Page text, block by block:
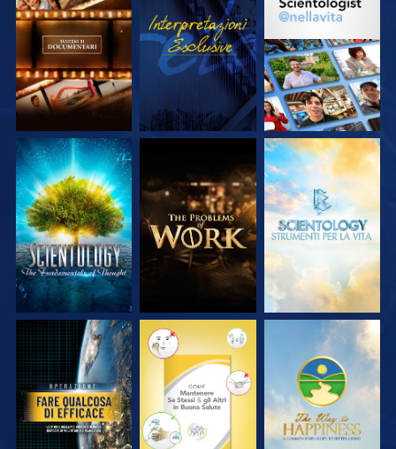
ESPLORA LE
SERIE
GUARDA
ESPLORA LE
ESPLORA LE
SERIE
ESPLORA LE
SERIE
ESPLORA LE
SERIE
GUARDA GUARDA GUARDA